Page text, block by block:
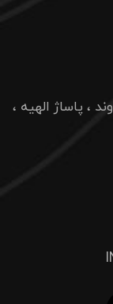
، پاساژ الهیه ،